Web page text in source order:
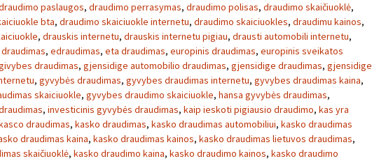
paslaugos, draudimo perrasymas, draudimo polisas, draudimo skaičiuoklė,
bta, draudimo skaiciuokle internetu, draudimo skaiciuokles, draudimu kainos,
, drauskis internetu, drauskis internetu pigiau, drausti automobili internetu,
, edraudimas, eta draudimas, europinis draudimas, europinis sveikatos
draudimas, gjensidige automobilio draudimas, gjensidige draudimas, gjensidige
, gyvybės draudimas, gyvybes draudimas internetu, gyvybes draudimas kaina,
skaiciuokle, gyvybes draudimo skaiciuokle, hansa gyvybės draudimas,
, investicinis gyvybės draudimas, kaip ieskoti pigiausio draudimo, kas yra
draudimas, kasko draudimas, kasko draudimas automobiliui, kasko draudimas
draudimas kaina, kasko draudimas kainos, kasko draudimas lietuvos draudimas,
skaičiuoklė, kasko draudimo kaina, kasko draudimo kainos, kasko draudimo